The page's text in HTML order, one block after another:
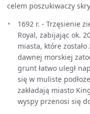
celem poszukiwaczy
1692 r. - Trzęsienie
Royal, zabijając ok.
miasta, które
dawnej morskiej
grunt łatwo uległ
się w muliste
zakładają miasto
wyspy przenosi się